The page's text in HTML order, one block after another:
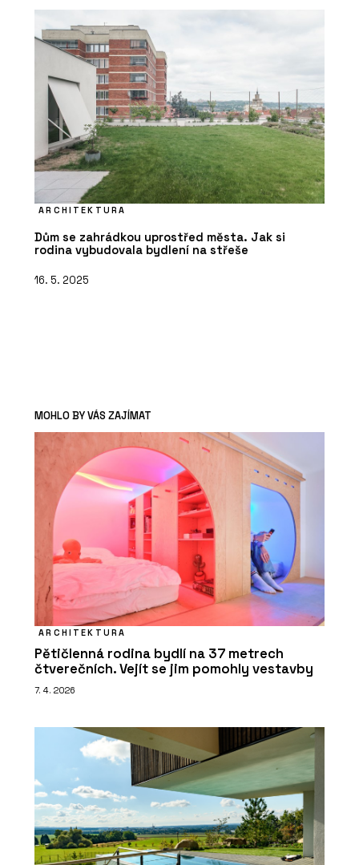
ARCHITEKTURA
Dům se zahrádkou uprostřed města. Jak si
rodina vybudovala bydlení na střeše
16. 5. 2025
MOHLO BY VÁS ZAJÍMAT
ARCHITEKTURA
Pětičlenná rodina bydlí na 37 metrech
čtverečních. Vejít se jim pomohly vestavby
7. 4. 2026